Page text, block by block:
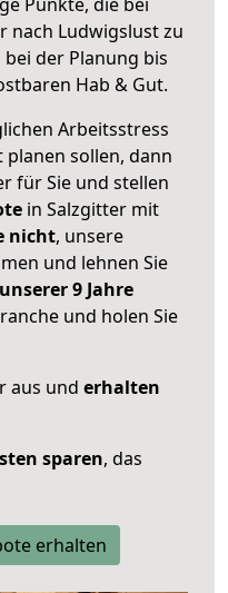
nach Ludwigslust zu
der Planung bis
Hab & Gut.
Arbeitsstress
planen sollen, dann
für Sie und stellen
in Salzgitter mit
nicht, unsere
und lehnen Sie
9 Jahre
und holen Sie
aus und erhalten
sparen, das
erhalten